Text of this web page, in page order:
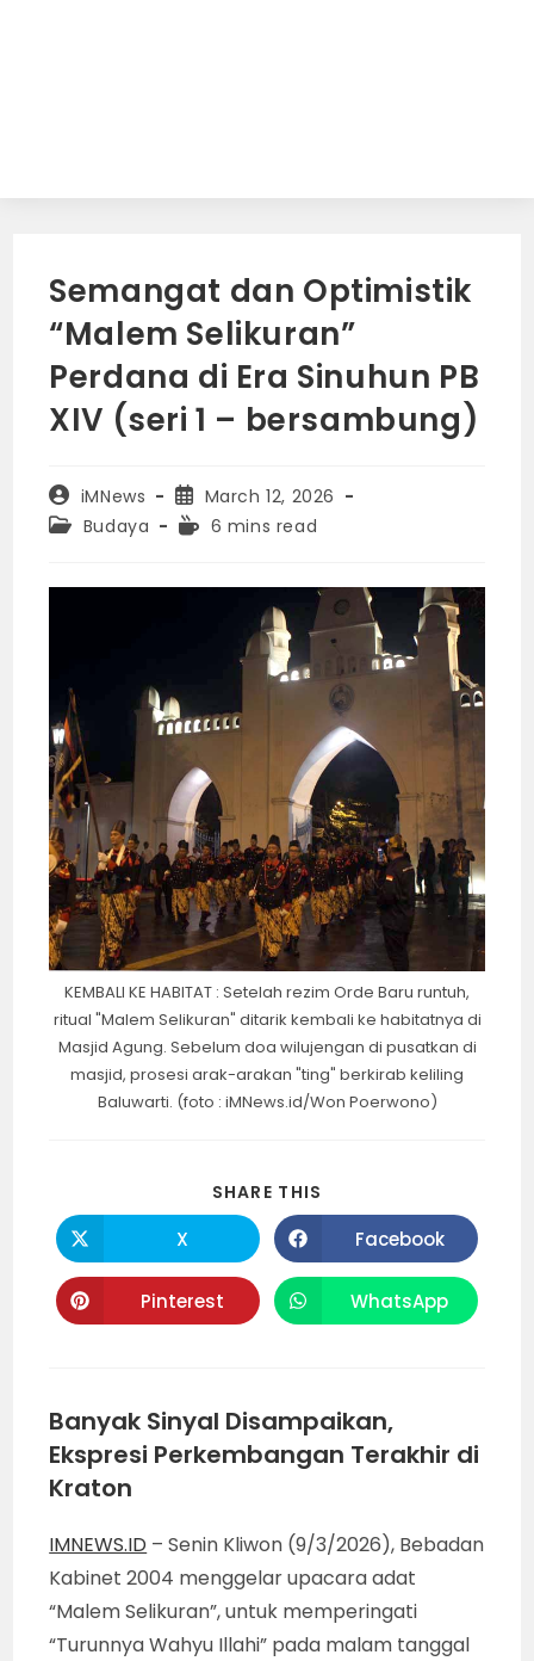
Semangat dan Optimistik
“Malem Selikuran”
Perdana di Era Sinuhun PB
XIV (seri 1 – bersambung)
Post
author:
iMNews
Post
published:
March 12, 2026
PostBudaya
Reading6 mins read
KEMBALI KE HABITAT : Setelah rezim Orde Baru runtuh,
ritual "Malem Selikuran" ditarik kembali ke habitatnya di
Masjid Agung. Sebelum doa wilujengan di pusatkan di
masjid, prosesi arak-arakan "ting" berkirab keliling
Baluwarti. (foto : iMNews.id/Won Poerwono)
SHARE THIS
Opens
in
a
new
window
X Opens
in
a
new
window
Facebook
Opens
in
Pinterest Opens
in
WhatsApp
Banyak Sinyal Disampaikan,
Ekspresi Perkembangan Terakhir di
Kraton
IMNEWS.ID – Senin Kliwon (9/3/2026), Bebadan
Kabinet 2004 menggelar upacara adat
“Malem Selikuran”, untuk memperingati
“Turunnya Wahyu Illahi” pada malam tanggal